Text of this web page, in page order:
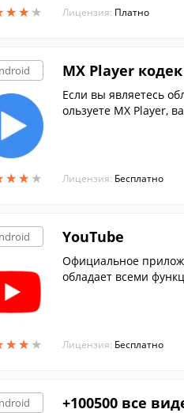
★★★
★★★ Лицензия: Платно
★★ ★
★★ ★
MX Player
Если вы являетесь
ользуете MX Player,
Лицензия: Бесплатно
★★ ★
★★ ★
YouTube
Официальное
обладает всеми
Лицензия: Бесплатно
+100500 все